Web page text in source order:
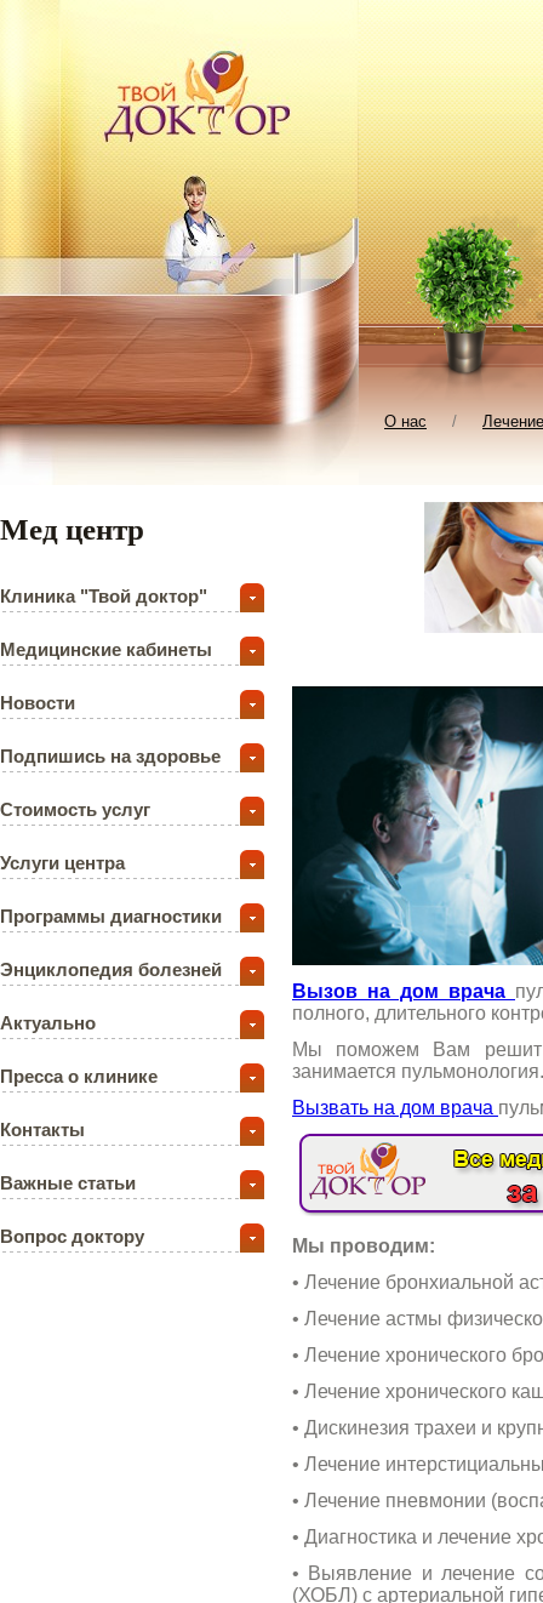
О нас / Лечение
Вызов на дом врача
полного, длительного
Мы поможем Вам решить
занимается пульмонология.
Вызвать на дом врача
Мы проводим:
• Лечение бронхиальной
• Лечение астмы
• Лечение хронического
• Лечение хронического
• Дискинезия трахеи и
• Лечение
• Лечение пневмонии
• Диагностика и лечение
• Выявление и лечение
(ХОБЛ) с артериальной
Мед центр
Клиника "Твой доктор"
Медицинские кабинеты
Новости
Подпишись на здоровье
Стоимость услуг
Услуги центра
Программы диагностики
Энциклопедия болезней
Актуально
Пресса о клинике
Контакты
Важные статьи
Вопрос доктору